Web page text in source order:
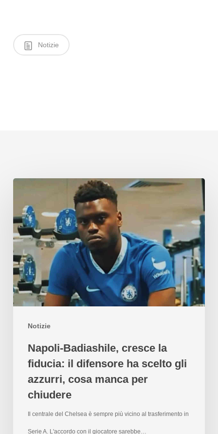
Notizie
Notizie
Napoli-Badiashile, cresce la
fiducia: il difensore ha scelto gli
azzurri, cosa manca per
chiudere
Il centrale del Chelsea è sempre più vicino al trasferimento in
Serie A. L'accordo con il giocatore sarebbe…